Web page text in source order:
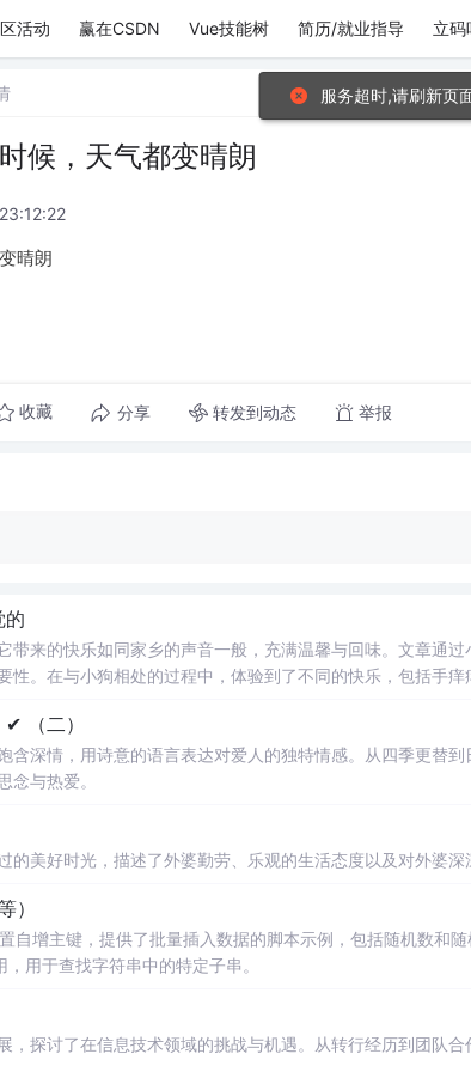
活动 赢在CSDN Vue技能树 简历/就业指导 立码
候，天气都变晴朗
晴朗
收藏 分享 转发到动态 举报
的
带来的快乐如同家乡的声音一般，充满温馨与回味。文章通
性。在与小狗相处的过程中，体验到了不同的快乐，包括手痒
（二）
含深情，用诗意的语言表达对爱人的独特情感。从四季更替
念与热爱。
美好时光，描述了外婆勤劳、乐观的生活态度以及对外婆深
）
自增主键，提供了批量插入数据的脚本示例，包括随机数和
用于查找字符串中的特定子串。
，探讨了在信息技术领域的挑战与机遇。从转行经历到团队
服务超时,请刷新页